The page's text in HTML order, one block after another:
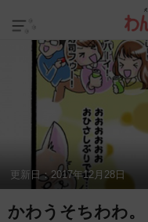
更新日： 2017年12月28日
かわうそちわわ